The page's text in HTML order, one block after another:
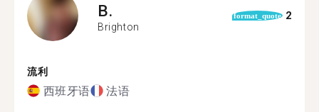
B.
Brighton
format_quote 2
流利
西班牙语 法语